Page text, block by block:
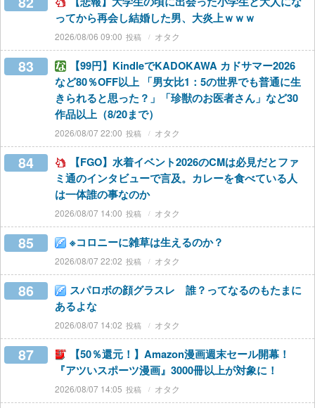
ってから再会し結婚した男、大炎上ｗｗｗ
2026/08/06 09:00 オタク
83
【99円】KindleでKADOKAWA カドサマー2026
など80％OFF以上 「男女比1：5の世界でも普通に生
きられると思った？」「珍獣のお医者さん」など30
作品以上（8/20まで）
2026/08/07 22:00 オタク
84
【FGO】水着イベント2026のCMは必見だとファ
ミ通のインタビューで言及。カレーを食べている人
は一体誰の事なのか
2026/08/07 14:00 オタク
85 ※コロニーに雑草は生えるのか？
2026/08/07 22:02 オタク
86
スパロボの顔グラスレ 誰？ってなるのもたまに
あるよな
2026/08/07 14:02 オタク
87
【50％還元！】Amazon漫画週末セール開幕！
『アツいスポーツ漫画』3000冊以上が対象に！
2026/08/07 14:05 オタク